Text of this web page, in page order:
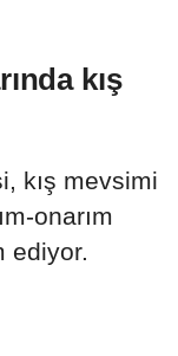
kış
kış mevsimi
onarım
ediyor.